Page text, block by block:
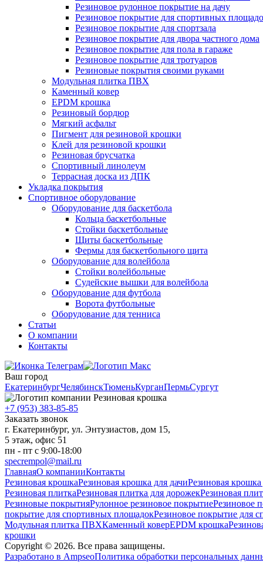
Резиновое рулонное покрытие на дачу
Резиновое покрытие для спортивных
Резиновое покрытие для спортзала
Резиновое покрытие для двора частного дома
Резиновое покрытие для пола в гараже
Резиновое покрытие для тротуаров
Резиновые покрытия своими руками
Модульная плитка ПВХ
Каменный ковер
EPDM крошка
Резиновый бордюр
Мягкий асфальт
Пигмент для резиновой крошки
Клей для резиновой крошки
Резиновая брусчатка
Спортивный линолеум
Террасная доска из ДПК
Укладка покрытия
Спортивное оборудование
Оборудование для баскетбола
Кольца баскетбольные
Стойки баскетбольные
Щиты баскетбольные
Фермы для баскетбольного щита
Оборудование для волейбола
Стойки волейбольные
Судейские вышки для волейбола
Оборудование для футбола
Ворота футбольные
Оборудование для тенниса
Статьи
О компании
Контакты
Ваш город
ЕкатеринбургЧелябинскТюменьКурганПермьСургут
+7 (953) 383-85-85
Заказать звонок
г. Екатеринбург, ул. Энтузиастов, дом 15,
5 этаж, офис 51
пн - пт с 9:00-18:00
specrempol@mail.ru
ГлавнаяО компанииКонтакты
Резиновая крошкаРезиновая крошка для дачиРезиновая
Резиновая плиткаРезиновая плитка для дорожекРезиновая
Резиновые покрытияРулонное резиновое покрытиеРезиновое
покрытие для спортивных площадокРезиновое покрытие для
Модульная плитка ПВХКаменный коверEPDM крошка
крошки
Copyright © 2026. Все права защищены.
Разработано в AmpseoПолитика обработки персональных